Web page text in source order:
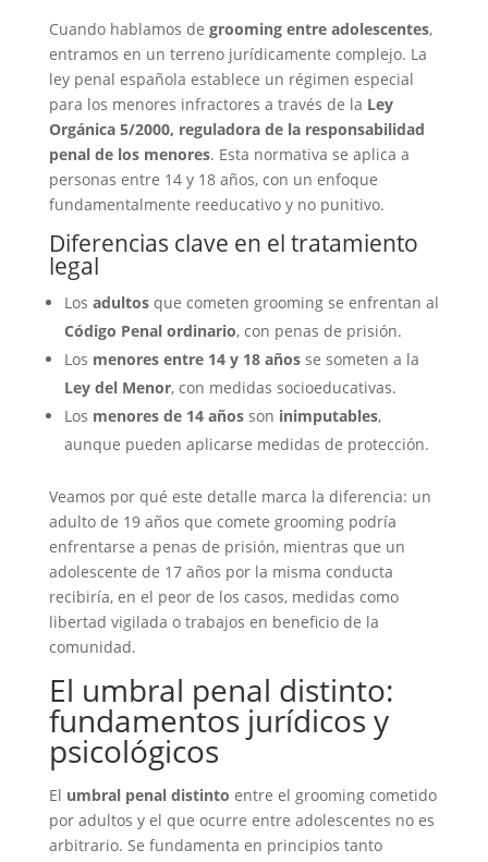
Cuando hablamos de grooming entre adolescentes,
entramos en un terreno jurídicamente complejo. La
ley penal española establece un régimen especial
para los menores infractores a través de la Ley
Orgánica 5/2000, reguladora de la responsabilidad
penal de los menores. Esta normativa se aplica a
personas entre 14 y 18 años, con un enfoque
fundamentalmente reeducativo y no punitivo.
Diferencias clave en el tratamiento
legal
Los adultosque cometen grooming se enfrentan al
Código Penal ordinario, con penas de prisión.
Los menores entre 14 y 18 añosse someten a la
Ley del Menor, con medidas socioeducativas.
Los menores de 14 añosson inimputables,
aunque pueden aplicarse medidas de protección.
Veamos por qué este detalle marca la diferencia: un
adulto de 19 años que comete grooming podría
enfrentarse a penas de prisión, mientras que un
adolescente de 17 años por la misma conducta
recibiría, en el peor de los casos, medidas como
libertad vigilada o trabajos en beneficio de la
comunidad.
El umbral penal distinto:
fundamentos jurídicos y
psicológicos
El umbral penal distinto entre el grooming cometido
por adultos y el que ocurre entre adolescentes no es
arbitrario. Se fundamenta en principios tanto